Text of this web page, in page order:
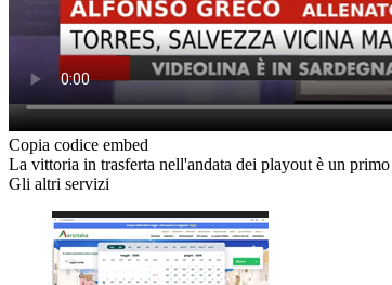
Copia codice embed
La vittoria in trasferta nell'andata dei playout è un
Gli altri servizi